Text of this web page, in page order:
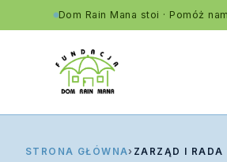
Dom Rain Mana stoi · Pomóż
STRONA GŁÓWNA› ZARZĄD I RADA